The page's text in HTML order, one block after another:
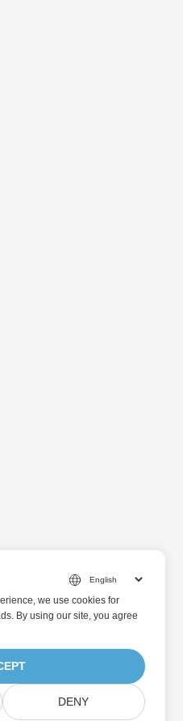
we use cookies for
By using our site, you agree
DENY